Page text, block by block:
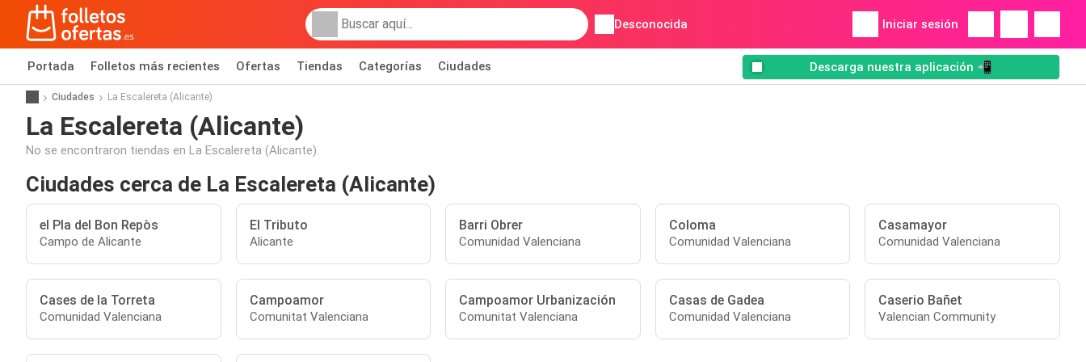
Desconocida Iniciar sesión
Portada Folletos más recientes Ofertas Tiendas Categorías Ciudades Descarga nuestra aplicación 📲
Ciudades La Escalereta (Alicante)
La Escalereta (Alicante)
No se encontraron tiendas en La Escalereta (Alicante).
Ciudades cerca de La Escalereta (Alicante)
el Pla del Bon Repòs
Campo de Alicante
El Tributo
Alicante
Barri Obrer
Comunidad Valenciana
Coloma
Comunidad Valenciana
Casamayor
Comunidad Valenciana
Cases de la Torreta
Comunidad Valenciana
Campoamor
Comunitat Valenciana
Campoamor Urbanización
Comunitat Valenciana
Casas de Gadea
Comunidad Valenciana
Caserio Bañet
Valencian Community